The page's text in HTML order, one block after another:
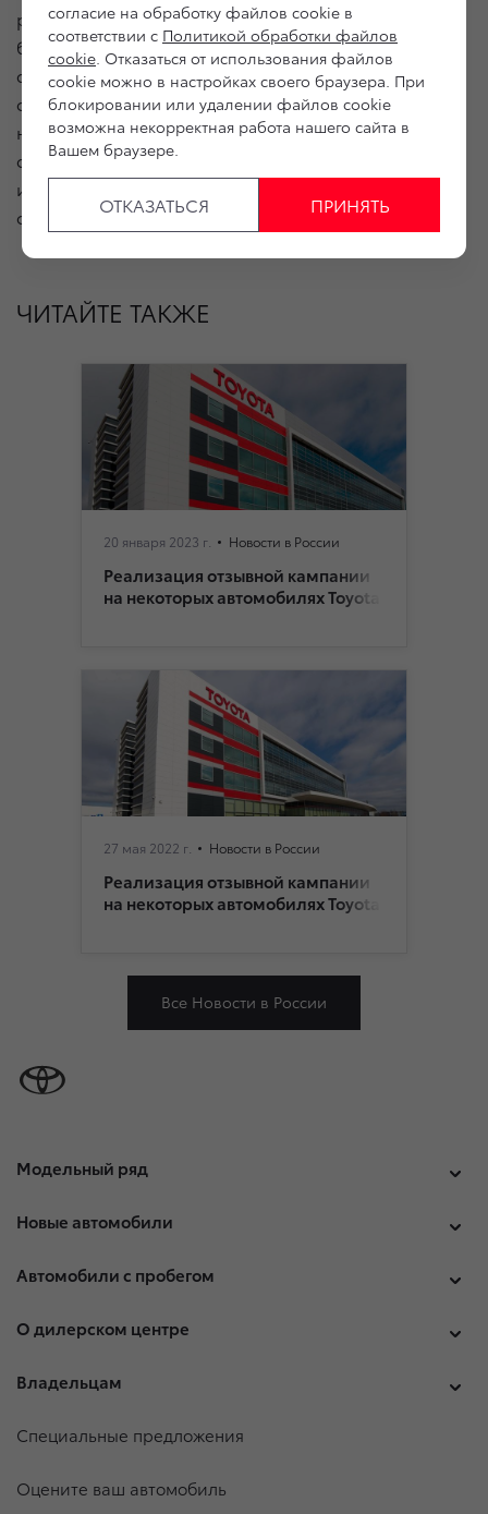
регламента, в официальном дилерском центре
бесплатно диагностируют и проводят
соответствующие необходимые работы. Забота
о безопасности и качестве своих продуктов
независимо от года выпуска является признаком
ответственности компании TOYOTA
и заинтересованности в сохранении долгосрочных
отношений со своими клиентами.
ЧИТАЙТЕ ТАКЖЕ
20 января 2023 г. Новости в России
Реализация отзывной кампании
на некоторых автомобилях Toyota
27 мая 2022 г. Новости в России
Реализация отзывной кампании
на некоторых автомобилях Toyota
Все Новости в России
Модельный ряд
Новые автомобили
Автомобили с пробегом
О дилерском центре
Владельцам
Специальные предложения
Оцените ваш автомобиль
согласие на обработку файлов cookie в
соответствии с Политикой обработки файлов
cookie . Отказаться от использования файлов
cookie можно в настройках своего браузера. При
блокировании или удалении файлов cookie
возможна некорректная работа нашего сайта в
Вашем браузере.
ОТКАЗАТЬСЯ ПРИНЯТЬ